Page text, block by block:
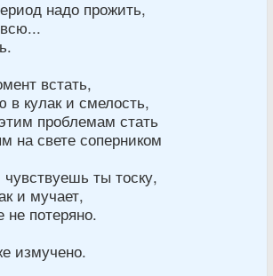
надо прожить,
встать,
в кулак и смелость,
проблемам стать
на свете соперником
ты тоску,
и мучает,
потеряно.
измучено.